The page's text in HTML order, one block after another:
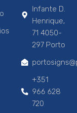
Infante D.
Henrique,
71 4050-
297 Porto
+351
966 628
720